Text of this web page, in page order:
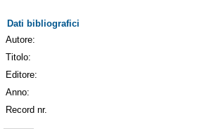
Dati bibliografici
Autore:
Titolo:
Editore:
Anno:
Record nr.